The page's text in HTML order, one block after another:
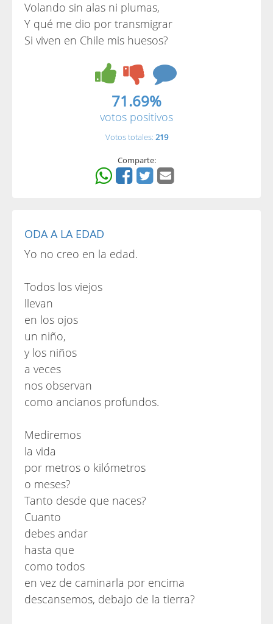
Volando sin alas ni plumas,
Y qué me dio por transmigrar
Si viven en Chile mis huesos?
71.69%
votos positivos
Votos totales: 219
Comparte:
ODA A LA EDAD
Yo no creo en la edad.
Todos los viejos
llevan
en los ojos
un niño,
y los niños
a veces
nos observan
como ancianos profundos.
Mediremos
la vida
por metros o kilómetros
o meses?
Tanto desde que naces?
Cuanto
debes andar
hasta que
como todos
en vez de caminarla por encima
descansemos, debajo de la tierra?